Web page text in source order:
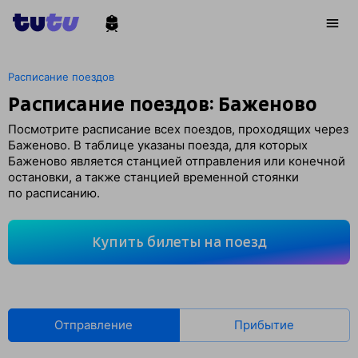
Расписание поездов
Расписание поездов: Баженово
Посмотрите расписание всех поездов, проходящих через
Баженово. В таблице указаны поезда, для которых
Баженово является станцией отправления или конечной
остановки, а также станцией временной стоянки
по расписанию.
Купить билеты на поезд
Отправление Прибытие